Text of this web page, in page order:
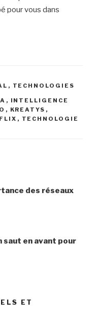
pour vous dans
, TECHNOLOGIES
, INTELLIGENCE
, KREATYS ,
, TECHNOLOGIE
des réseaux
saut en avant pour
ET